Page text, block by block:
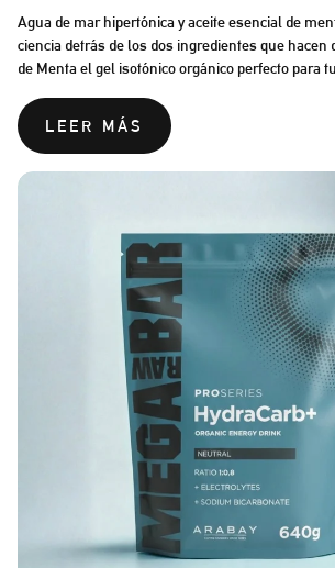
Agua de mar hipertónica y aceite esencial de
ciencia detrás de los dos ingredientes que hacen
de Menta el gel isotónico orgánico perfecto para
LEER MÁS